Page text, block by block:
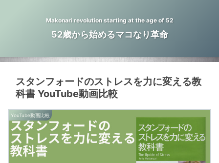
Makonari revolution starting at the age of 52
52歳から始めるマコなり革命
スタンフォードのストレスを力に変える教
科書 YouTube動画比較
YouTube動画比較